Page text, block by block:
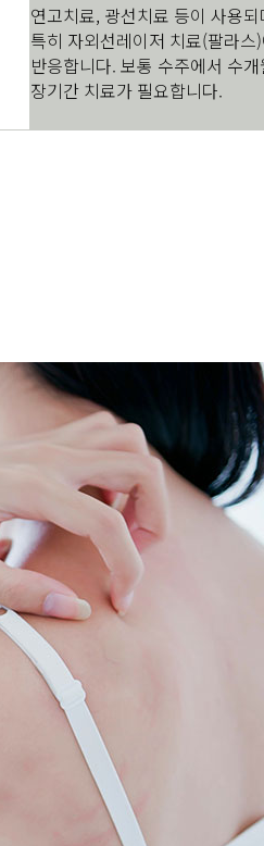
연고치료, 광선치료 등이 사용되
특히 자외선레이저 치료(팔라스
반응합니다. 보통 수주에서 수개
장기간 치료가 필요합니다.